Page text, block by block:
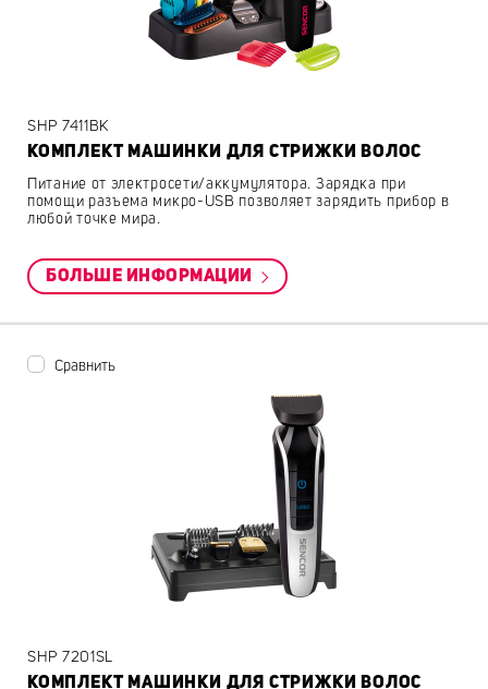
SHP 7411BK
КОМПЛЕКТ МАШИНКИ ДЛЯ СТРИЖКИ ВОЛОС
Питание от электросети/аккумулятора. Зарядка при
помощи разъема микро-USB позволяет зарядить прибор в
любой точке мира.
БОЛЬШЕ ИНФОРМАЦИИ
Сравнить
SHP 7201SL
КОМПЛЕКТ МАШИНКИ ДЛЯ СТРИЖКИ ВОЛОС